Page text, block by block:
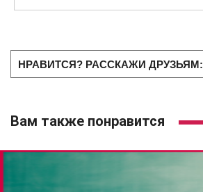
НРАВИТСЯ? РАССКАЖИ ДРУЗЬЯМ:
Вам также понравится